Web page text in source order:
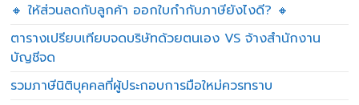
🔸 ให้ส่วนลดกับลูกค้า ออกใบกำกับภาษียังไงดี? 🔸
ตารางเปรียบเทียบจดบริษัทด้วยตนเอง VS จ้างสำนักงาน
บัญชีจด
รวมภาษีนิติบุคคลที่ผู้ประกอบการมือใหม่ควรทราบ